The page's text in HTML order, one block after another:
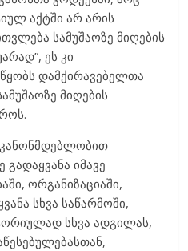
აქტში არ არის
სამუშაოზე მიღების
ეს კი
დამქირავებელთა
მიღების
გადაყვანა იმავე
ორგანიზაციაში,
სხვა საწარმოში,
სხვა ადგილას,